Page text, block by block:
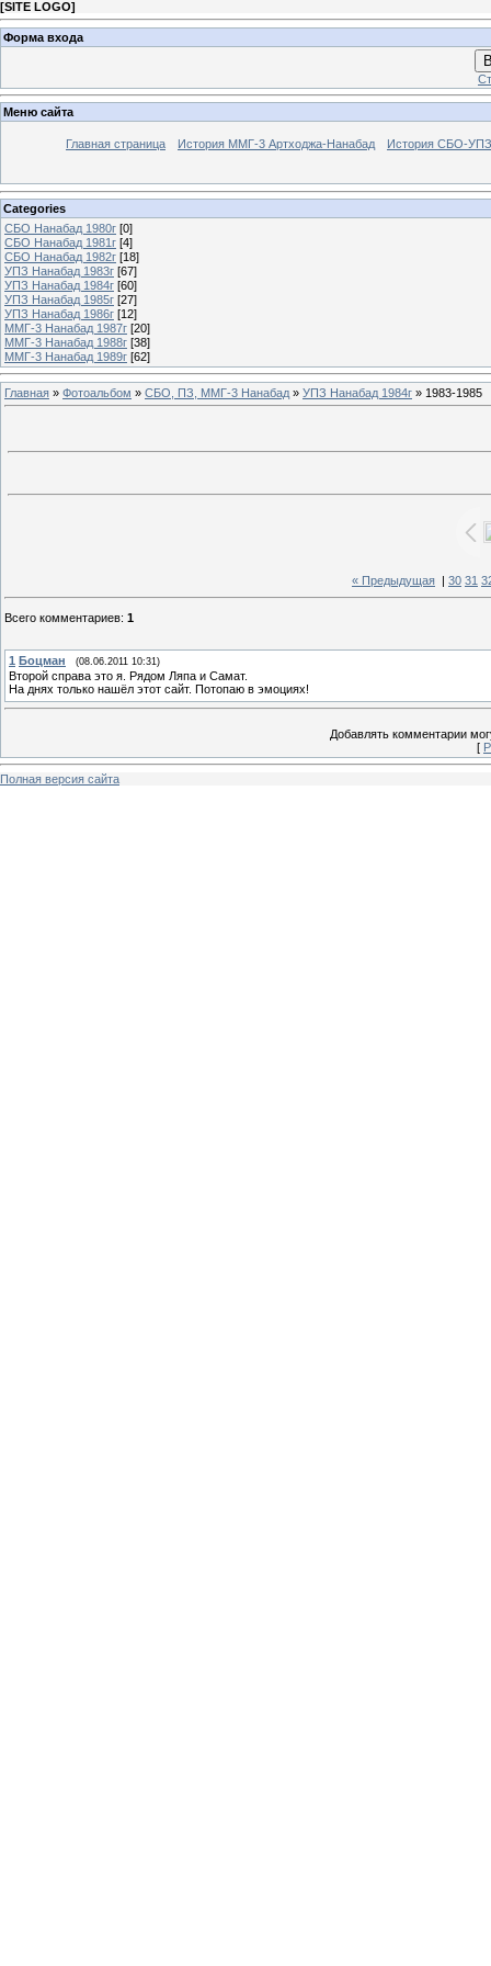
[SITE LOGO]
Форма входа
Меню сайта
Главная страница История ММГ-3 Артходжа-Нанабад История СБО-УПЗ
Categories
СБО Нанабад 1980г [0]
СБО Нанабад 1981г [4]
СБО Нанабад 1982г [18]
УПЗ Нанабад 1983г [67]
УПЗ Нанабад 1984г [60]
УПЗ Нанабад 1985г [27]
УПЗ Нанабад 1986г [12]
ММГ-3 Нанабад 1987г [20]
ММГ-3 Нанабад 1988г [38]
ММГ-3 Нанабад 1989г [62]
Главная » Фотоальбом » СБО, ПЗ, ММГ-3 Нанабад » УПЗ Нанабад 1984г » 1983-1985
« Предыдущая 30 31
Всего комментариев: 1
1 Боцман (08.06.2011 10:31)
Второй справа это я. Рядом Ляпа и Самат.
На днях только нашёл этот сайт. Потопаю в эмоциях!
Добавлять комментарии
[
Полная версия сайта